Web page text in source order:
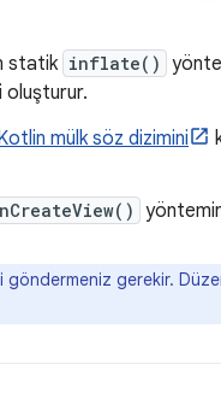
statik inflate()
oluşturur.
mülk söz dizimini
gerekir.